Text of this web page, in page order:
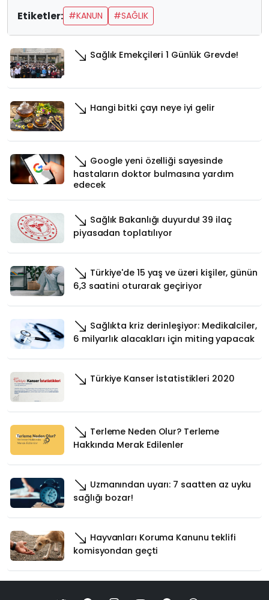
Etiketler: #KANUN #SAĞLIK
Sağlık Emekçileri 1 Günlük Grevde!
Hangi bitki çayı neye iyi gelir
Google yeni özelliği sayesinde
hastaların doktor bulmasına yardım
edecek
Sağlık Bakanlığı duyurdu! 39 ilaç
piyasadan toplatılıyor
Türkiye'de 15 yaş ve üzeri kişiler, günün
6,3 saatini oturarak geçiriyor
Sağlıkta kriz derinleşiyor: Medikalciler,
6 milyarlık alacakları için miting yapacak
Türkiye Kanser İstatistikleri 2020
Terleme Neden Olur? Terleme
Hakkında Merak Edilenler
Uzmanından uyarı: 7 saatten az uyku
sağlığı bozar!
Hayvanları Koruma Kanunu teklifi
komisyondan geçti